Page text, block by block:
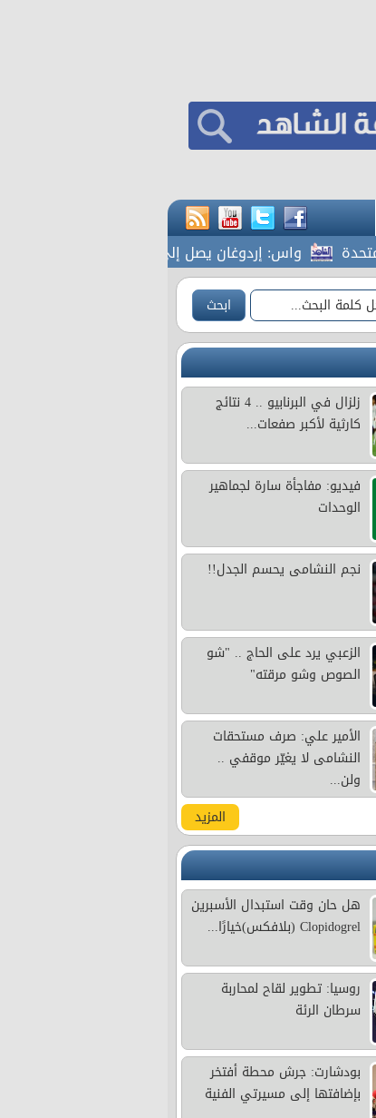
واس: إردوغان يصل إلى جدة
زلزال في البرنابيو .. 4 نتائج
كارثية لأكبر صفعات...
فيديو: مفاجأة سارة لجماهير
الوحدات
نجم النشامى يحسم الجدل!!
الزعبي يرد على الحاج .. "شو
الصوص وشو مرقته"
الأمير علي: صرف مستحقات
النشامى لا يغيّر موقفي ..
ولن...
المزيد
هل حان وقت استبدال الأسبرين
Clopidogrel (بلافكس)خيارًا...
روسيا: تطوير لقاح لمحاربة
سرطان الرئة
بودشارت: جرش محطة أفتخر
بإضافتها إلى مسيرتي الفنية